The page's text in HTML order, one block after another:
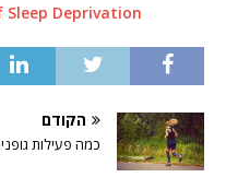
Sleep Deprivation
הקודם
כמה פעילות